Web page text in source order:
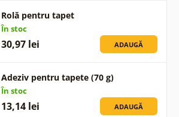
Rolă pentru tapet
În stoc
30,97 lei ADAUGĂ
Adeziv pentru tapete (70 g)
În stoc
13,14 lei ADAUGĂ